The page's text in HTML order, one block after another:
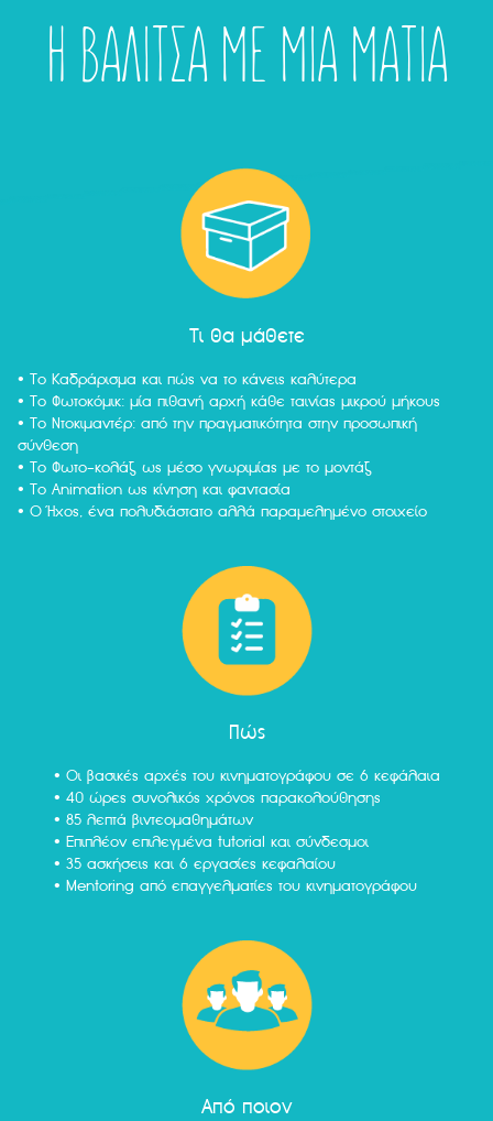
Η ΒΑΛΙΤΣΑ ΜΕ ΜΙΑ ΜΑΤΙΑ
Τι θα μάθετε
• Το Καδράρισμα και πώς να το κάνεις καλύτερα
• Το Φωτοκόμικ: μία πιθανή αρχή κάθε ταινίας μικρού μήκους
• Το Ντοκιμαντέρ: από την πραγματικότητα στην προσωπική
σύνθεση
• Το Φωτο-κολάζ ως μέσο γνωριμίας με το μοντάζ
• Το Animation ως κίνηση και φαντασία
• Ο Ήχος, ένα πολυδιάστατο αλλά παραμελημένο στοιχείο
Πώς
• Οι βασικές αρχές του κινηματογράφου σε 6 κεφάλαια
• 40 ώρες συνολικός χρόνος παρακολούθησης
• 85 λεπτά βιντεομαθημάτων
• Επιπλέον επιλεγμένα tutorial και σύνδεσμοι
• 35 ασκήσεις και 6 εργασίες κεφαλαίου
• Mentoring από επαγγελματίες του κινηματογράφου
Από ποιον